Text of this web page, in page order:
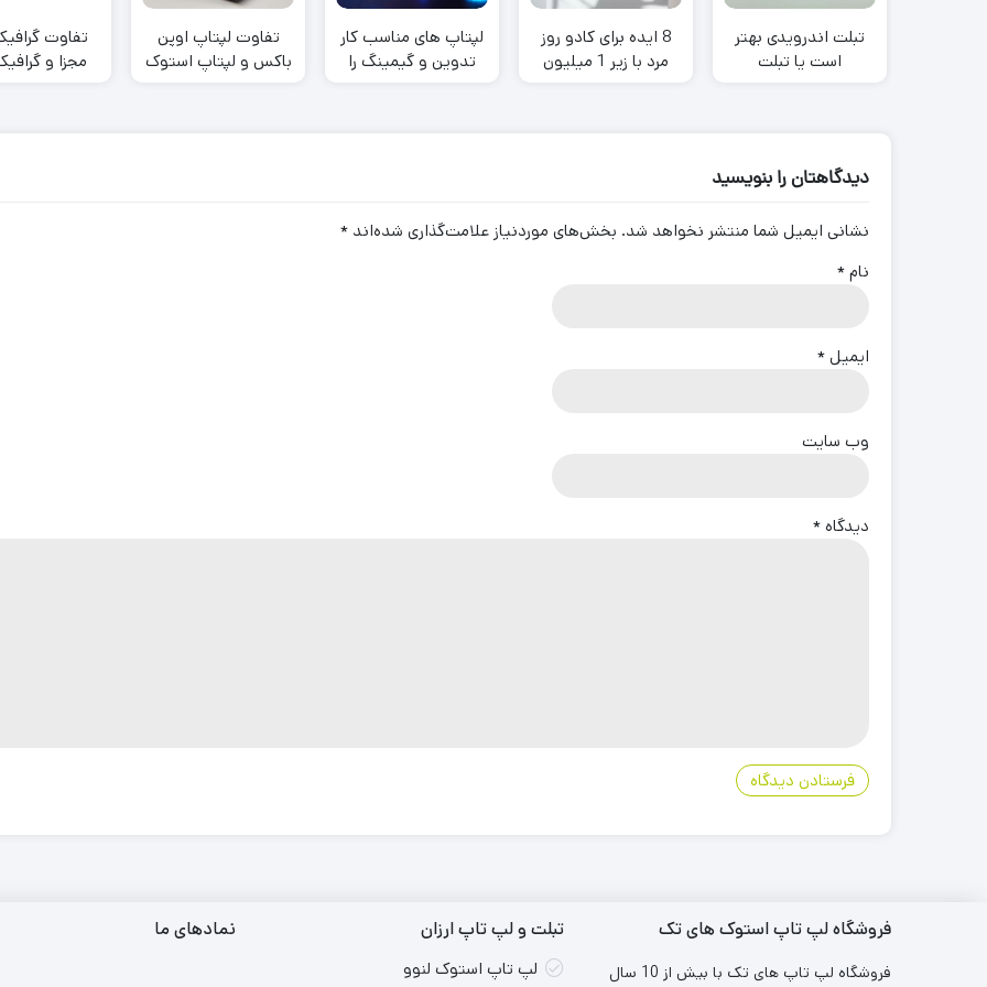
تبلت اندرویدی بهتر
است یا تبلت
8 ایده برای کادو روز
مرد با زیر 1 میلیون
لپتاپ های مناسب کار
تدوین و گیمینگ را
تفاوت لپتاپ اوپن
باکس و لپتاپ استوک
تفاوت
مجزا و
دیدگاهتان را بنویسید
نشانی ایمیل شما منتشر نخواهد شد. بخش‌های موردنیاز علامت‌گذاری شده‌اند *
نام*
ایمیل*
وب‌ سایت
دیدگاه*
فروشگاه لپ تاپ استوک های تک
فروشگاه لپ تاپ های تک با بیش از 10 سال
تبلت و لپ تاپ ارزان
لپ تاپ استوک لنوو
نمادهای ما